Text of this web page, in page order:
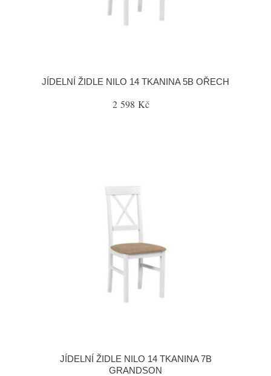
JÍDELNÍ ŽIDLE NILO 14 TKANINA 5B OŘECH
2 598 Kč
JÍDELNÍ ŽIDLE NILO 14 TKANINA 7B
GRANDSON